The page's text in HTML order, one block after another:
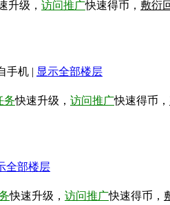
升级， 访问推广快速得币， 敷衍
手机 | 显示全部楼层
务快速升级， 访问推广快速得币，
全部楼层
快速升级， 访问推广快速得币，